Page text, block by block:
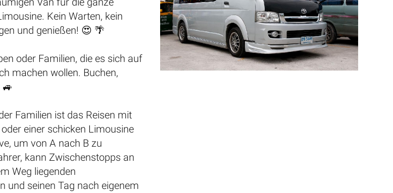
Kein Warten, kein
und genießen! 😍 🌴
oder Familien, die es sich auf
machen wollen. Buchen,
Familien ist das Reisen mit
oder einer schicken Limousine
um von A nach B zu
kann Zwischenstopps an
Weg liegenden
und seinen Tag nach eigenem